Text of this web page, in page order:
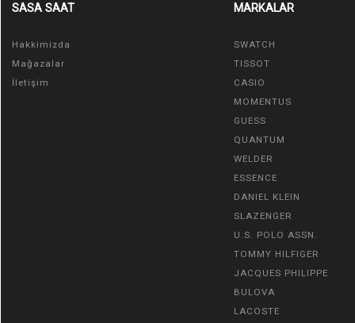
SASA SAAT
Hakkimizda
Mağazalar
İletişim
MARKALAR
SWATCH
TISSOT
CASIO
MOMENTUS
GUESS
QUANTUM
WELDER
ESSENCE
DANIEL KLEIN
SLAZENGER
U.S. POLO ASSN.
TOMMY HILFIGER
JACQUES PHILIPPE
BULOVA
LACOSTE